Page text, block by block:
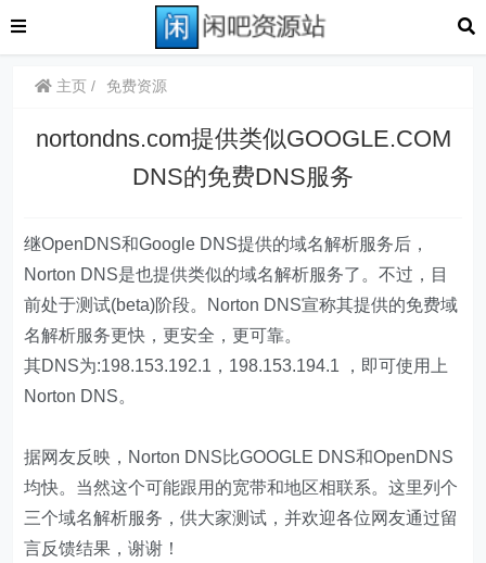
主页 免费资源
nortondns.com提供类似GOOGLE.COM
DNS的免费DNS服务
继OpenDNS和Google DNS提供的域名解析服务后，
Norton DNS是也提供类似的域名解析服务了。不过，目
前处于测试(beta)阶段。Norton DNS宣称其提供的免费域
名解析服务更快，更安全，更可靠。
其DNS为:198.153.192.1，198.153.194.1 ，即可使用上
Norton DNS。
据网友反映，Norton DNS比GOOGLE DNS和OpenDNS
均快。当然这个可能跟用的宽带和地区相联系。这里列个
三个域名解析服务，供大家测试，并欢迎各位网友通过留
言反馈结果，谢谢！